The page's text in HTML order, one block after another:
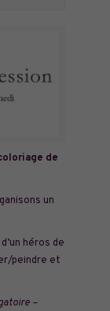
de
un
héros de
peindre et
–